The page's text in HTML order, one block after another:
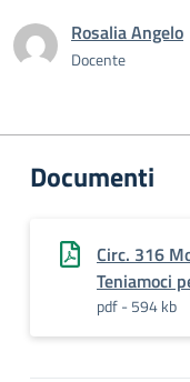
Rosalia Angelo
Docente
Documenti
Circ. 316
Teniamoci
pdf - 594 kb